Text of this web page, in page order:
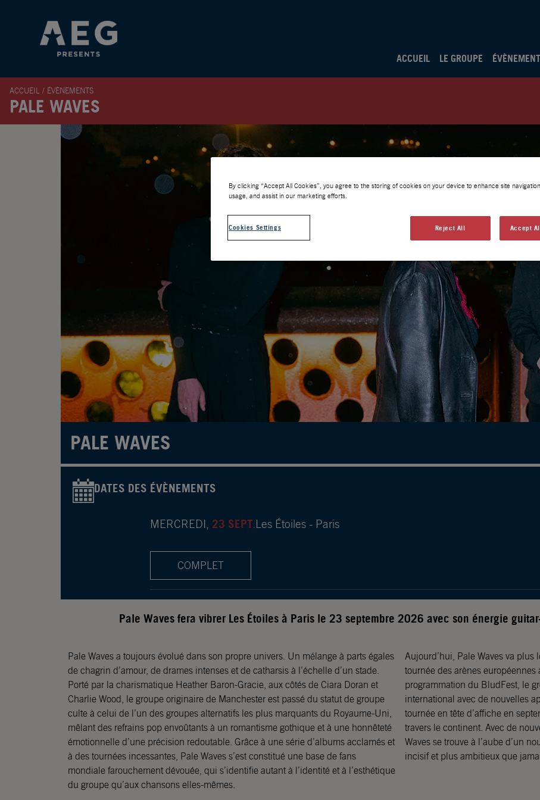
ACCUEIL LE GROUPE
ACCUEIL / ÉVÈNEMENTS
PALE WAVES
PALE WAVES
DATES DES ÉVÈNEMENTS
MERCREDI, 23 SEPT.Les Étoiles - Paris
COMPLET
Pale Waves fera vibrer Les Étoiles à Paris le 23 septembre 2026 avec son énergie
Pale Waves a toujours évolué dans son propre univers. Un mélange à parts égales
de chagrin d’amour, de drames intenses et de catharsis à l’échelle d’un stade.
Porté par la charismatique Heather Baron-Gracie, aux côtés de Ciara Doran et
Charlie Wood, le groupe originaire de Manchester est passé du statut de groupe
culte à celui de l’un des groupes alternatifs les plus marquants du Royaume-Uni,
mêlant des refrains pop envoûtants à un romantisme gothique et à une honnêteté
émotionnelle d’une précision redoutable. Grâce à une série d’albums acclamés et
à des tournées incessantes, Pale Waves s’est constitué une base de fans
mondiale farouchement dévouée, qui s’identifie autant à l’identité et à l’esthétique
du groupe qu’aux chansons elles-mêmes.
Aujourd’hui, Pale Waves va plus
tournée des arènes
programmation du BludFest, le
international avec de nouvelles
tournée en tête d’affiche en
travers le continent. Avec de
Waves se trouve à l’aube d’un
incisif et plus ambitieux que
By clicking “Accept All Cookies”, you agree to the storing of cookies on your device to enhance site
usage, and assist in our marketing efforts.
Cookies Settings Reject All Accept